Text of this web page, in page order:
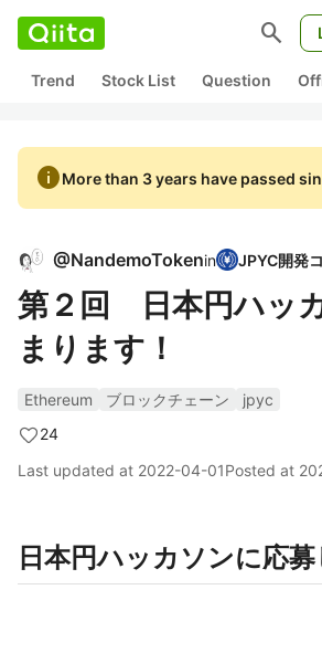
search
Trend Stock List Question
infoMore than 3 years have passed
@NandemoTokenin
第２回 日本円ハッ
まります！
Ethereum ブロックチェーン
jpyc
24
Last updated at 2022-04-01Posted at
日本円ハッカソンに応募